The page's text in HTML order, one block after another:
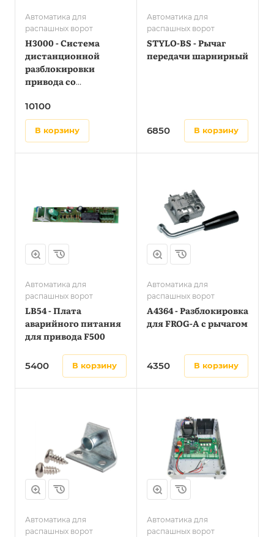
Автоматика для
распашных ворот
H3000 - Система
дистанционной
разблокировки
привода со
управления
10100
в корзину
Автоматика для
распашных ворот
STYLO-BS - Рычаг
передачи шарнирный
6850 в корзину
Автоматика для
распашных ворот
LB54 - Плата
аварийного питания
для привода F500
5400 в корзину
Автоматика для
распашных ворот
A4364 - Разблокировка
для FROG-A с рычагом
4350 в корзину
Автоматика для
распашных ворот
Автоматика для
распашных ворот